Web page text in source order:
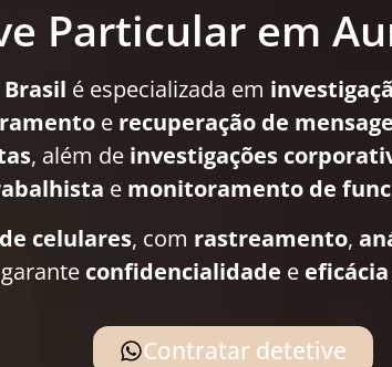
Particular em
é especializada em
e recuperação de
, além de investigações
e monitoramento de
celulares, com rastreamento,
confidencialidade e eficácia
Contratar detetive